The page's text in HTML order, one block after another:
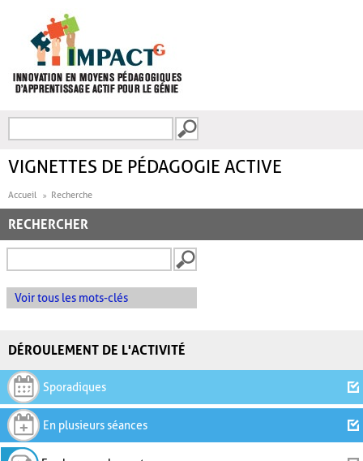
FORMULAIRE DE
VIGNETTES DE PÉDAGOGIE ACTIVE
Accueil Recherche
RECHERCHER
Voir tous les mots-clés
DÉROULEMENT DE L'ACTIVITÉ
Sporadiques
En plusieurs séances